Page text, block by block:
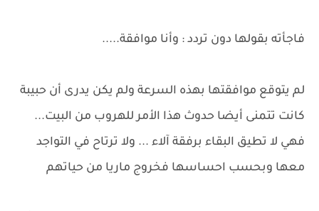
فاجأته بقولها دون تردد : وأنا موافقة.....
لم يتوقع موافقتها بهذه السرعة ولم يكن يدرى أن حبيبة
كانت تتمنى أيضا حدوث هذا الأمر للهروب من البيت...
فهي لا تطيق البقاء برفقة آلاء ... ولا ترتاح في التواجد
معها وبحسب احساسها فخروج ماريا من حياتهم